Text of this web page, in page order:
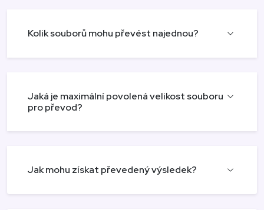
Kolik souborů mohu převést najednou?
Jaká je maximální povolená velikost souboru
pro převod?
Jak mohu získat převedený výsledek?